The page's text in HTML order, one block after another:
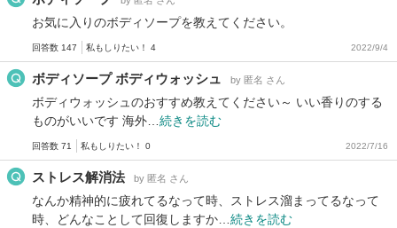
お気に入りのボディソープを教えてください。
回答数 147 私もしりたい！ 4 2022/9/4
ボディソープ ボディウォッシュ by 匿名 さん
ボディウォッシュのおすすめ教えてください～ いい香りのする
ものがいいです 海外… 続きを読む
回答数 71 私もしりたい！ 0 2022/7/16
ストレス解消法 by 匿名 さん
なんか精神的に疲れてるなって時、ストレス溜まってるなって
時、どんなことして回復しますか… 続きを読む